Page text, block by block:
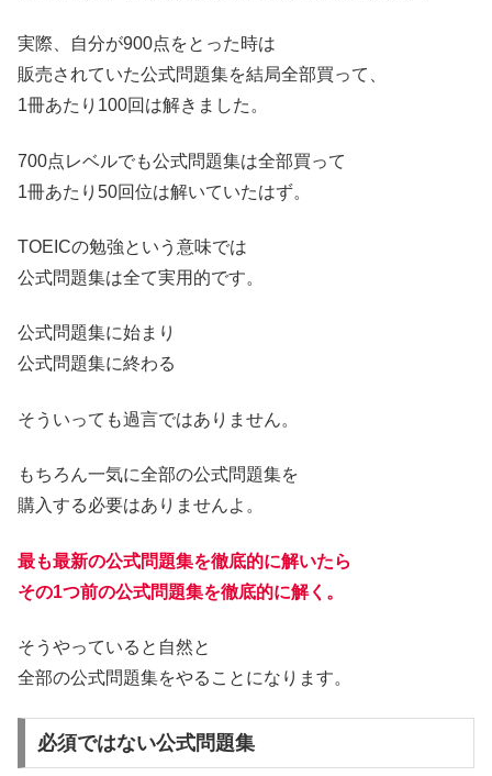
実際、自分が900点をとった時は
販売されていた公式問題集を結局全部買って、
1冊あたり100回は解きました。
700点レベルでも公式問題集は全部買って
1冊あたり50回位は解いていたはず。
TOEICの勉強という意味では
公式問題集は全て実用的です。
公式問題集に始まり
公式問題集に終わる
そういっても過言ではありません。
もちろん一気に全部の公式問題集を
購入する必要はありませんよ。
最も最新の公式問題集を徹底的に解いたら
その1つ前の公式問題集を徹底的に解く。
そうやっていると自然と
全部の公式問題集をやることになります。
必須ではない公式問題集